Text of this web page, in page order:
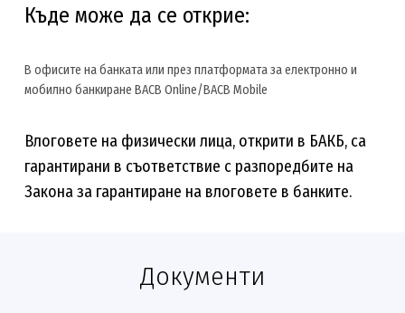
Къде може да се открие:
В офисите на банката или през платформата за електронно и
мобилно банкиране BACB Online/BACB Mobile
Влоговете на физически лица, открити в БАКБ, са
гарантирани в съответствие с разпоредбите на
Закона за гарантиране на влоговете в банките.
Документи